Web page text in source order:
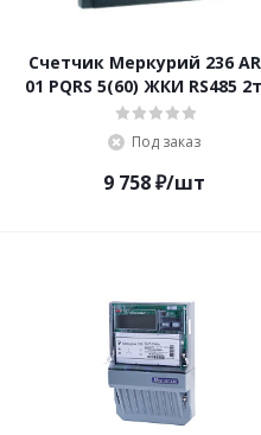
Счетчик Меркурий 236
01 PQRS 5(60) ЖКИ RS485
Под заказ
9 758₽/шт